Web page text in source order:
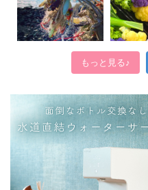
もっと見る♪